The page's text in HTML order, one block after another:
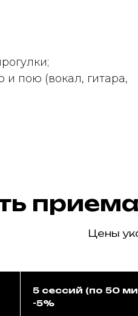
и пою (вокал, гитара,
Цены
5 сессий (по 50
-5%